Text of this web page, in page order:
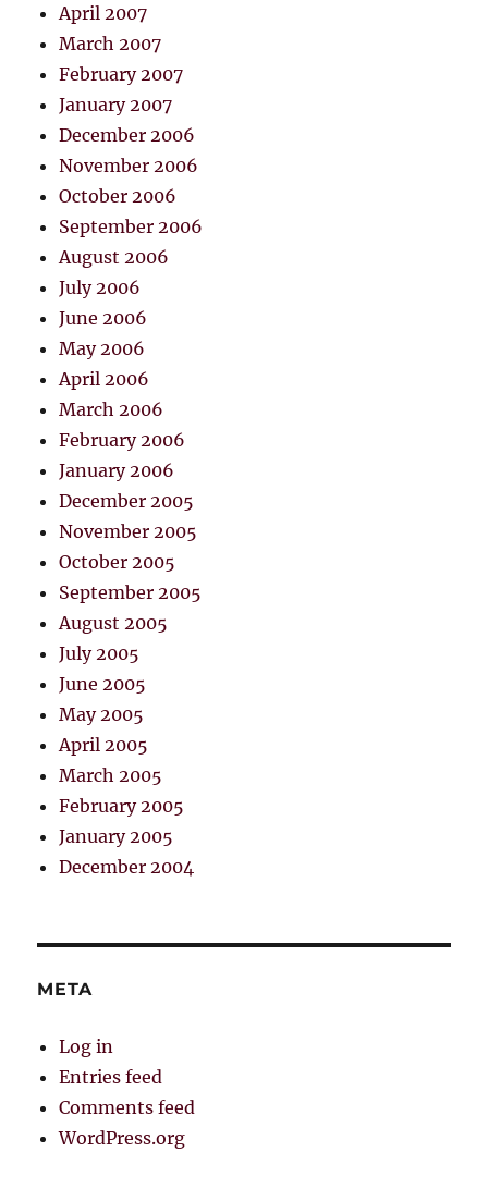
April 2007
March 2007
February 2007
January 2007
December 2006
November 2006
October 2006
September 2006
August 2006
July 2006
June 2006
May 2006
April 2006
March 2006
February 2006
January 2006
December 2005
November 2005
October 2005
September 2005
August 2005
July 2005
June 2005
May 2005
April 2005
March 2005
February 2005
January 2005
December 2004
META
Log in
Entries feed
Comments feed
WordPress.org